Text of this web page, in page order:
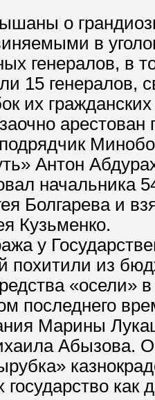
о
в
генералов, в
15 генералов,
их
арестован
Антон
начальника
Болгарева и
Кузьменко.
у
похитили из
«осели»
последнего
Марины
Абызова.